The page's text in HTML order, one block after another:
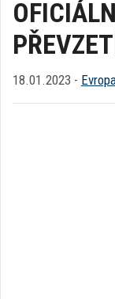
18.01.2023 -